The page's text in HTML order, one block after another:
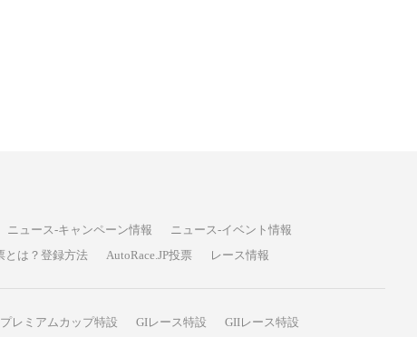
ニュース-キャンペーン情報
ニュース-イベント情報
とは？登録方法 AutoRace.JP投票 レース情報
プレミアムカップ特設 GIレース特設 GIIレース特設